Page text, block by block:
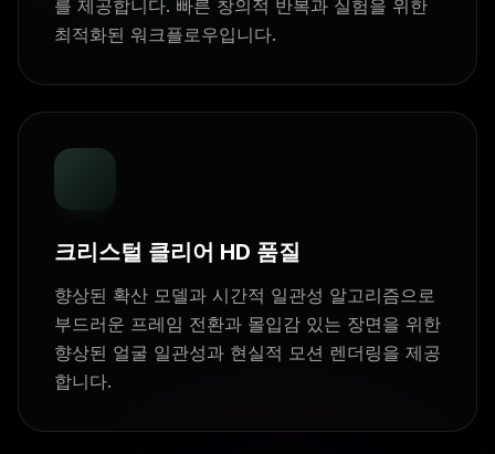
를 제공합니다. 빠른 창의적 반복과 실험을 위한
최적화된 워크플로우입니다.
크리스털 클리어 HD 품질
향상된 확산 모델과 시간적 일관성 알고리즘으로
부드러운 프레임 전환과 몰입감 있는 장면을 위한
향상된 얼굴 일관성과 현실적 모션 렌더링을 제공
합니다.